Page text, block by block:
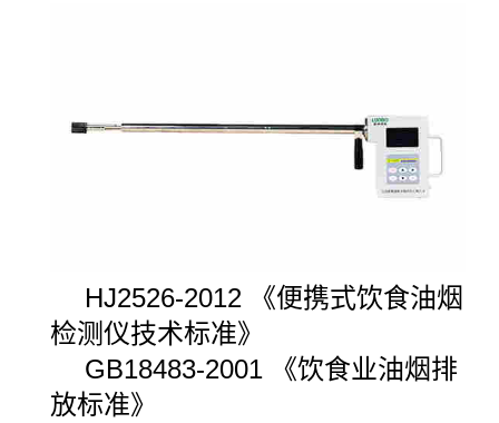
HJ2526-2012
《便携式饮食油烟
检测仪技术标准》
GB18483-2001
《饮食业油烟排
放标准》